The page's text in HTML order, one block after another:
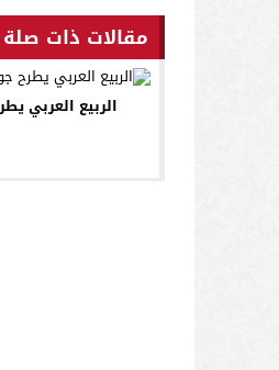
مقالات ذات صلة
الربيع العربي